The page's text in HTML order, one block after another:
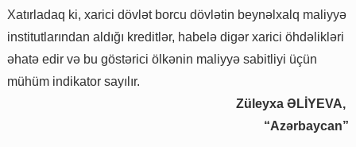
Xatırladaq ki, xarici dövlət borcu dövlətin beynəlxalq maliyyə
institutlarından aldığı kreditlər, habelə digər xarici öhdəlikləri
əhatə edir və bu göstərici ölkənin maliyyə sabitliyi üçün
mühüm indikator sayılır.
Züleyxa ƏLİYEVA,
“Azərbaycan”